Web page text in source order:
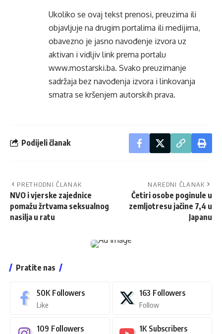
Ukoliko se ovaj tekst prenosi, preuzima ili
objavljuje na drugim portalima ili medijima,
obavezno je jasno navođenje izvora uz
aktivan i vidljiv link prema portalu
www.mostarski.ba. Svako preuzimanje
sadržaja bez navođenja izvora i linkovanja
smatra se kršenjem autorskih prava.
Podijeli članak
PRETHODNI ČLANAK
NVO i vjerske zajednice
pomažu žrtvama seksualnog
nasilja u ratu
NAREDNI ČLANAK
Četiri osobe poginule u
zemljotresu jačine 7,4 u
Japanu
Pratite nas
50K Followers
Like
163 Followers
Follow
109 Followers 1K Subscribers